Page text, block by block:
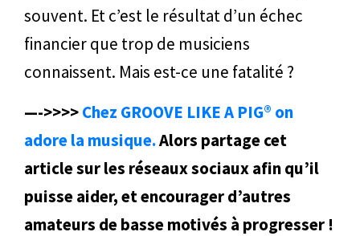
souvent. Et c’est le résultat d’un échec
financier que trop de musiciens
connaissent. Mais est-ce une fatalité ?
—->>>>Chez GROOVE LIKE A PIG® on
adore la musique.Alors partage cet
article sur les réseaux sociaux afin qu’il
puisse aider, et encourager d’autres
amateurs de basse motivés à progresser !